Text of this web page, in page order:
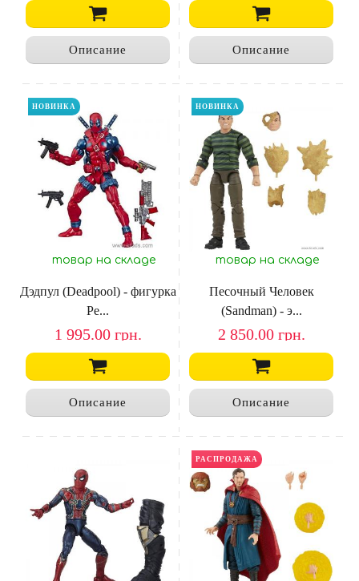
Описание Описание
НОВИНКА
товар на складе
Дэдпул (Deadpool) - фигурка
Ре...
1 995.00 грн.
Описание
НОВИНКА
товар на складе
Песочный Человек
(Sandman) - э...
2 850.00 грн.
Описание
НОВИНКА
РАСПРОДАЖА